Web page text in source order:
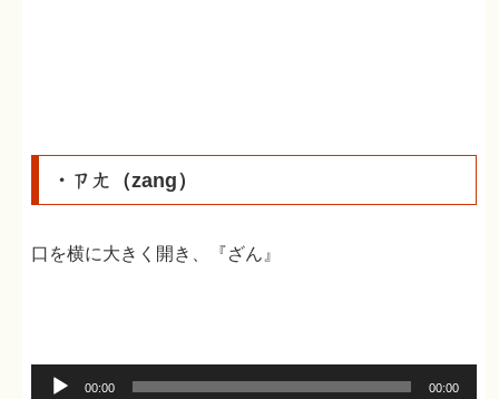
ー
・ㄗㄤ（zang）
口を横に大きく開き、『ざん』
00:00 00:00